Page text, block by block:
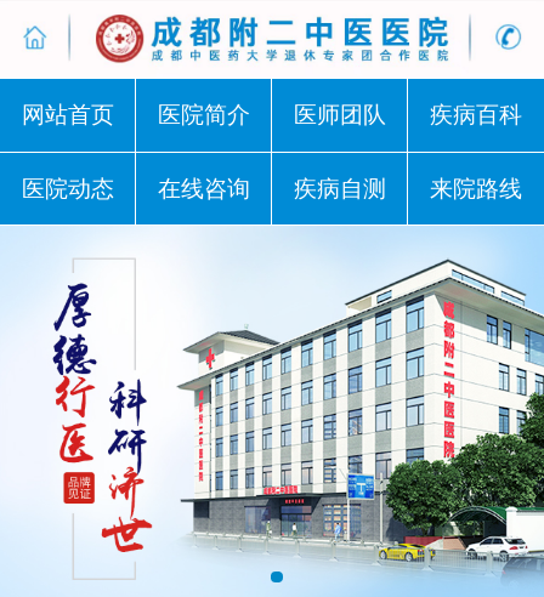
网站首页 医院简介 医师团队 疾病百科
医院动态 在线咨询 疾病自测 来院路线
1